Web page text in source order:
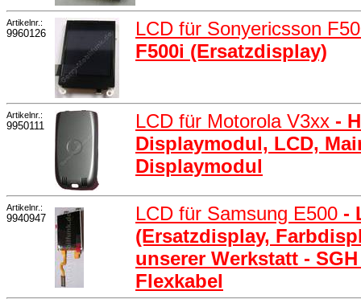
Artikelnr.:
9960126
LCD für Sonyericsson
F500i (Ersatzdisplay)
Artikelnr.:
9950111 LCD für Motorola V3xx -
Displaymodul, LCD,
Displaymodul
Artikelnr.:
9940947 LCD für Samsung E500 -
(Ersatzdisplay,
unserer Werkstatt -
Flexkabel